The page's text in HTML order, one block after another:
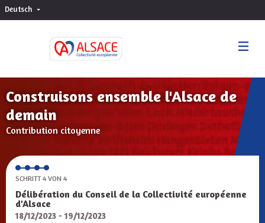
Deutsch Choisir la langue
Construisons ensemble l'Alsace de
demain
Contribution citoyenne
SCHRITT 4 VON 4
Délibération du Conseil de la Collectivité européenne
d'Alsace
18/12/2023 - 19/12/2023